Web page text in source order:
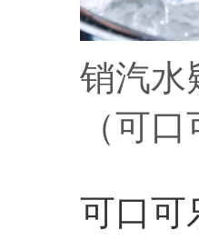
销汽水
（可
可口可